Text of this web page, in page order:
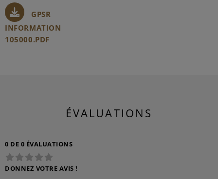
GPSR
INFORMATION
105000.PDF
ÉVALUATIONS
0 DE 0 ÉVALUATIONS
DONNEZ VOTRE AVIS !